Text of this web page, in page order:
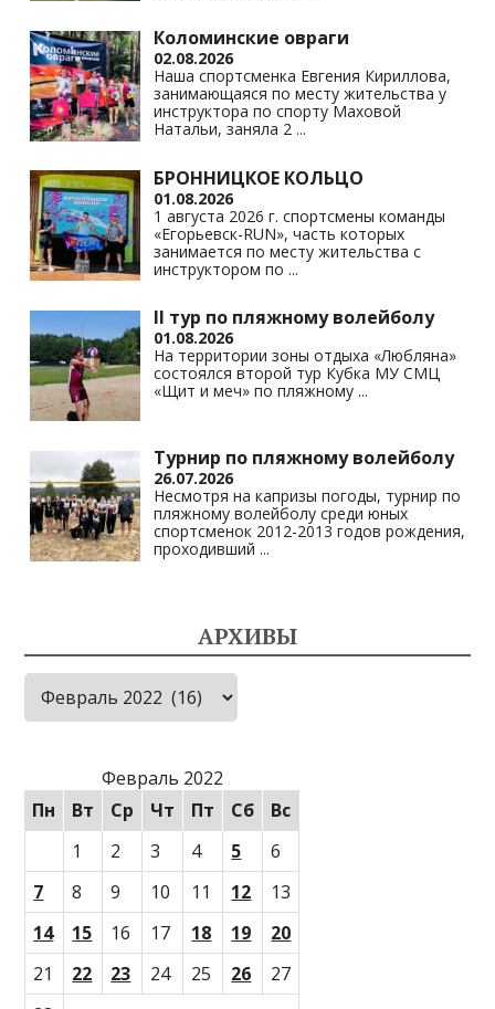
Коломинские овраги
02.08.2026
Наша спортсменка Евгения Кириллова,
занимающаяся по месту жительства у
инструктора по спорту Маховой
Натальи, заняла 2 ...
БРОННИЦКОЕ КОЛЬЦО
01.08.2026
1 августа 2026 г. спортсмены команды
«Егорьевск-RUN», часть которых
занимается по месту жительства с
инструктором по ...
II тур по пляжному волейболу
01.08.2026
На территории зоны отдыха «Любляна»
состоялся второй тур Кубка МУ СМЦ
«Щит и меч» по пляжному ...
Турнир по пляжному волейболу
26.07.2026
Несмотря на капризы погоды, турнир по
пляжному волейболу среди юных
спортсменок 2012-2013 годов рождения,
проходивший ...
АРХИВЫ
Архивы
Февраль 2022
Пн
Вт Ср Чт Пт Сб
Вс
1
2 3 4 5
6
7
8 9 10 11 12
13
14
15 16 17 18 19
20
21
22 23 24 25 26
27